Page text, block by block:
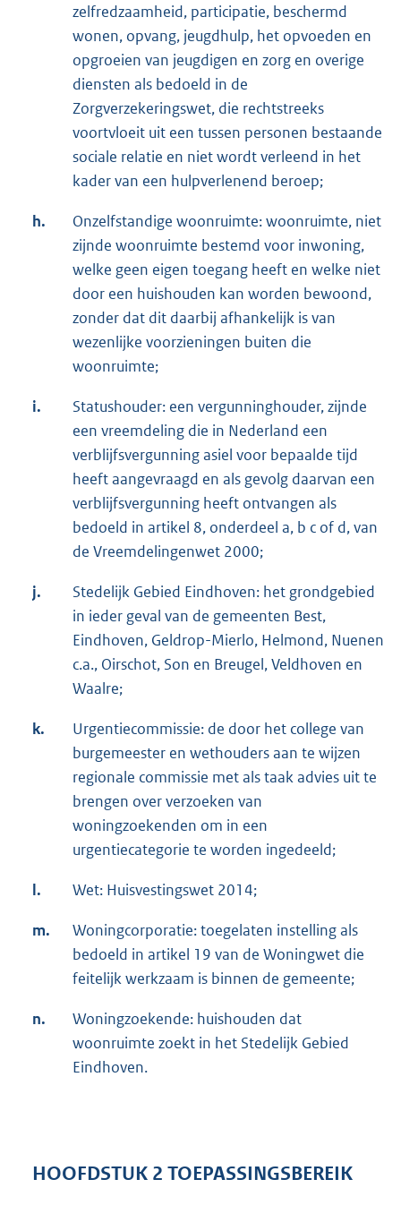
zelfredzaamheid, participatie, beschermd
wonen, opvang, jeugdhulp, het opvoeden en
opgroeien van jeugdigen en zorg en overige
diensten als bedoeld in de
Zorgverzekeringswet, die rechtstreeks
voortvloeit uit een tussen personen bestaande
sociale relatie en niet wordt verleend in het
kader van een hulpverlenend beroep;
h.
Onzelfstandige woonruimte: woonruimte, niet
zijnde woonruimte bestemd voor inwoning,
welke geen eigen toegang heeft en welke niet
door een huishouden kan worden bewoond,
zonder dat dit daarbij afhankelijk is van
wezenlijke voorzieningen buiten die
woonruimte;
i.
Statushouder: een vergunninghouder, zijnde
een vreemdeling die in Nederland een
verblijfsvergunning asiel voor bepaalde tijd
heeft aangevraagd en als gevolg daarvan een
verblijfsvergunning heeft ontvangen als
bedoeld in artikel 8, onderdeel a, b c of d, van
de Vreemdelingenwet 2000;
j.
Stedelijk Gebied Eindhoven: het grondgebied
in ieder geval van de gemeenten Best,
Eindhoven, Geldrop-Mierlo, Helmond, Nuenen
c.a., Oirschot, Son en Breugel, Veldhoven en
Waalre;
k.
Urgentiecommissie: de door het college van
burgemeester en wethouders aan te wijzen
regionale commissie met als taak advies uit te
brengen over verzoeken van
woningzoekenden om in een
urgentiecategorie te worden ingedeeld;
l. Wet: Huisvestingswet 2014;
m.
Woningcorporatie: toegelaten instelling als
bedoeld in artikel 19 van de Woningwet die
feitelijk werkzaam is binnen de gemeente;
n.
Woningzoekende: huishouden dat
woonruimte zoekt in het Stedelijk Gebied
Eindhoven.
HOOFDSTUK 2 TOEPASSINGSBEREIK